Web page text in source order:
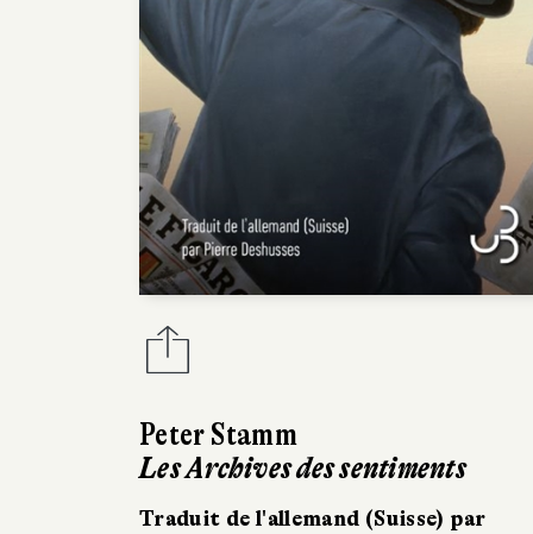
Peter Stamm
Les Archives des sentiments
Traduit de l'allemand (Suisse) par